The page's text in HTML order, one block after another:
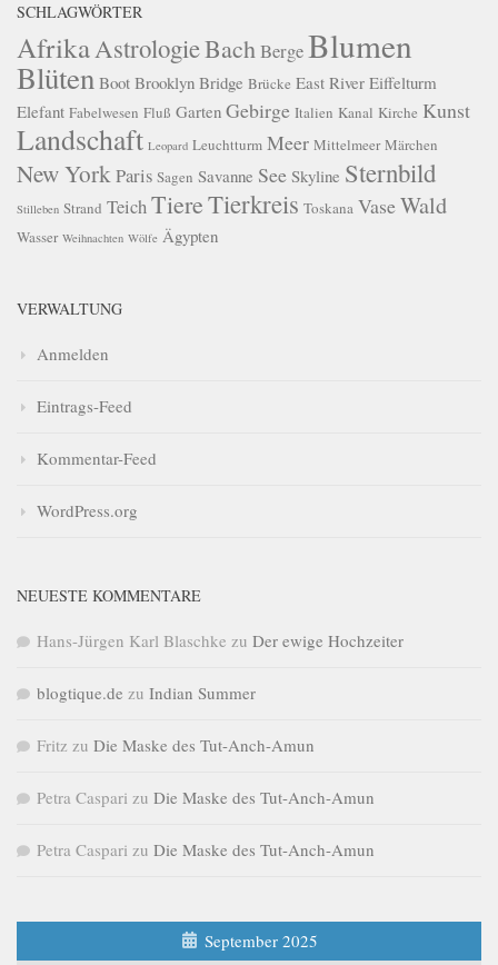
SCHLAGWÖRTER
AfrikaAstrologieBachBergeBlumen
Blüten Boot Brooklyn Bridge Brücke East River Eiffelturm
Elefant Fabelwesen Fluß Garten Gebirge Italien Kanal Kirche Kunst
Landschaft Leopard Leuchtturm Meer Mittelmeer Märchen
New YorkParis Sagen Savanne See Skyline Sternbild
Stilleben Strand TeichTiereTierkreis Toskana VaseWald
Wasser Weihnachten Wölfe Ägypten
VERWALTUNG
Anmelden
Eintrags-Feed
Kommentar-Feed
WordPress.org
NEUESTE KOMMENTARE
Hans-Jürgen Karl Blaschke zu Der ewige Hochzeiter
blogtique.de zu Indian Summer
Fritz zu Die Maske des Tut-Anch-Amun
Petra Caspari zu Die Maske des Tut-Anch-Amun
Petra Caspari zu Die Maske des Tut-Anch-Amun
September 2025